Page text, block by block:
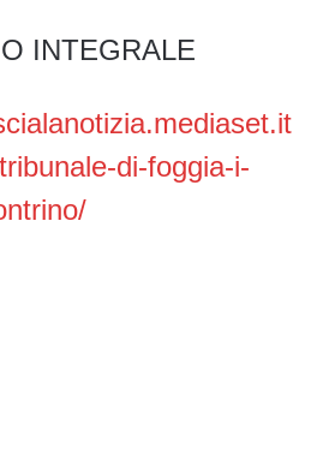
INTEGRALE
di-foggia-i-